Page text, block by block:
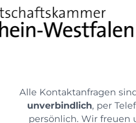
Alle Kontaktanfragen
unverbindlich, per
persönlich. Wir freuen